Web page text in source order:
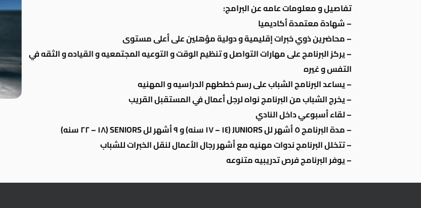
تفاصيل و معلومات عامه عن البرامج:
– شهادة معتمدة أكاديميا
– محاضرين ذوي خبرات إقليمية و دولية مؤهلين على أعلى مستوى
– يركز البرنامج على مهارات التواصل و تنظيم الوقت و التوعيه المجتمعيه و القياده و الثقه في
التفس و غيره
– يساعد البرنامج الشباب على رسم خططهم الدراسيه و المهنيه
– يخرج الشباب من البرنامج نواه لرجل أعمال في المستقبل القريب
– لقاء أسبوعي داخل النادي
– مدة البرنامج ٥ أشهر لل JUNIORS (١٤ – ١٧ سنه) و ٩ أشهر لل SENIORS (١٨ – ٢٢ سنه)
– تتخلل البرنامج ندوات مهنيه مع أشهر رجال الأعمال لنقل الخبرات للشباب
– يوفر البرنامج فرص تدريبيه متنوعه